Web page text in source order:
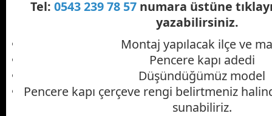
Tel: 0543 239 78 57numara üstüne
yazabilirsiniz.
Montaj yapılacak ilçe ve
Pencere kapı adedi
Düşündüğümüz model
Pencere kapı çerçeve rengi belirtmeniz
sunabiliriz.